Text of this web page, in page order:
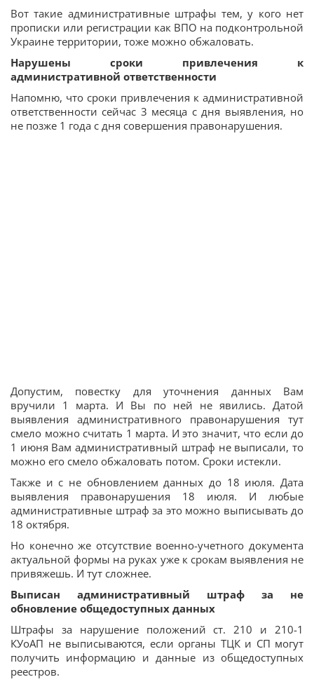
Вот такие административные штрафы тем, у кого нет
прописки или регистрации как ВПО на подконтрольной
Украине территории, тоже можно обжаловать.
Нарушены сроки привлечения к
административной ответственности
Напомню, что сроки привлечения к административной
ответственности сейчас 3 месяца с дня выявления, но
не позже 1 года с дня совершения правонарушения.
Допустим, повестку для уточнения данных Вам
вручили 1 марта. И Вы по ней не явились. Датой
выявления административного правонарушения тут
смело можно считать 1 марта. И это значит, что если до
1 июня Вам административный штраф не выписали, то
можно его смело обжаловать потом. Сроки истекли.
Также и с не обновлением данных до 18 июля. Дата
выявления правонарушения 18 июля. И любые
административные штраф за это можно выписывать до
18 октября.
Но конечно же отсутствие военно-учетного документа
актуальной формы на руках уже к срокам выявления не
привяжешь. И тут сложнее.
Выписан административный штраф за не
обновление общедоступных данных
Штрафы за нарушение положений ст. 210 и 210-1
КУоАП не выписываются, если органы ТЦК и СП могут
получить информацию и данные из общедоступных
реестров.